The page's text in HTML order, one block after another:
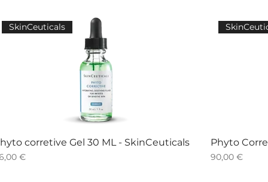
SkinCeuticals
corretive Gel 30 ML - SkinCeuticals
€
Phyto
Preis
90,00 €